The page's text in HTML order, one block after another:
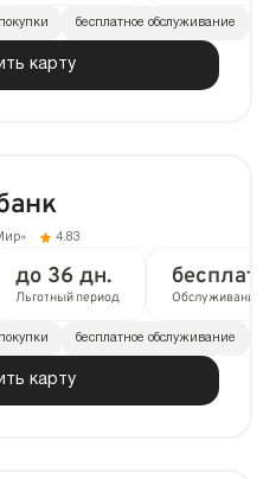
карту
бесплатное обслуживание
4.83
до 36 дн.
Льготный период Обслуживание
карту
бесплатное обслуживание